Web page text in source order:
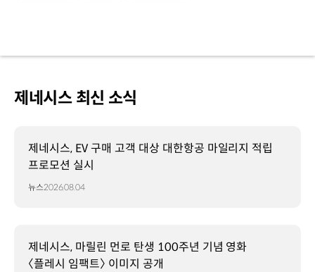
제네시스 최신 소식
제네시스, EV 구매 고객 대상 대한항공 마일리지 적립
프로모션 실시
뉴스2026.08.04
제네시스, 마릴린 먼로 탄생 100주년 기념 영화
〈플레시 임팩트〉 이미지 공개